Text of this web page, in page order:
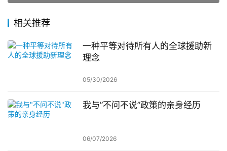
相关推荐
一种平等对待所有人的全球援助新
理念
05/30/2026
我与”不问不说”政策的亲身经历
06/07/2026